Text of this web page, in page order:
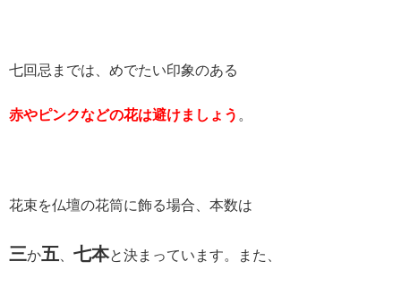
七回忌までは、めでたい印象のある
赤やピンクなどの花は避けましょう 。
花束を仏壇の花筒に飾る場合、本数は
三か五 七本と決まっています。また、